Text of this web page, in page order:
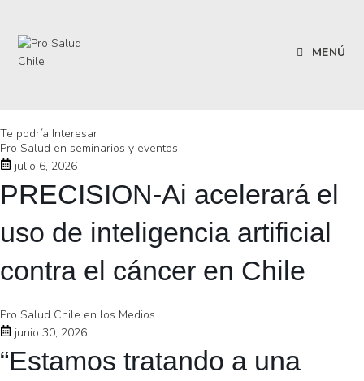
MENÚ
Te podría Interesar
Pro Salud en seminarios y eventos
julio 6, 2026
PRECISION-Ai acelerará el
uso de inteligencia artificial
contra el cáncer en Chile
Pro Salud Chile en los Medios
junio 30, 2026
“Estamos tratando a una